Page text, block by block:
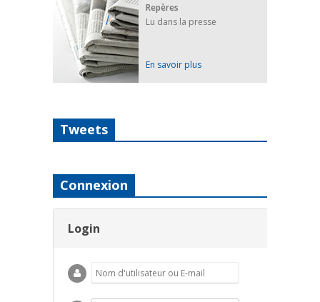
Repères
Lu dans la presse
En savoir plus
Tweets
Connexion
Login